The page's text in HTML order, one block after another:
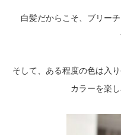
白髪だからこそ、ブリー
そして、ある程度の色は入
カラーを楽